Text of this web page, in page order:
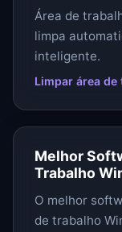
Área de
limpa
inteligente.
Limpar área
Melhor
Trabalho
O melhor
de trabalho